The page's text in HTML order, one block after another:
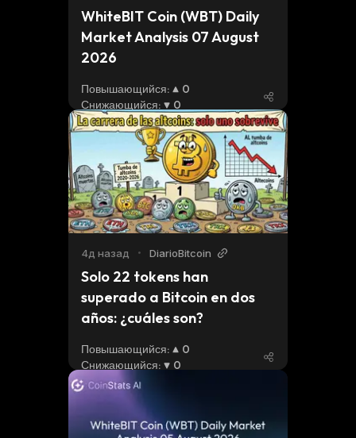
WhiteBIT Coin (WBT) Daily
Market Analysis 07 August
2026
Повышающийся:
0
Снижающийся: 0
4д назад • DiarioBitcoin
Solo 22 tokens han
superado a Bitcoin en dos
años: ¿cuáles son?
Повышающийся:
0
Снижающийся: 0